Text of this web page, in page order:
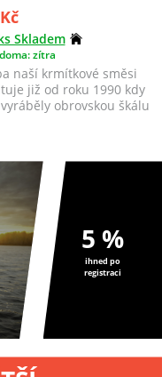
Skladem
zítra
naší krmítkové směsi
již od roku 1990 kdy
obrovskou škálu
5 %
ihned po
registraci